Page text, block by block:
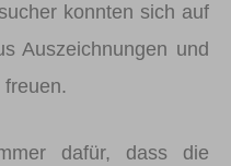
konnten sich auf
Auszeichnungen und
dafür, dass die